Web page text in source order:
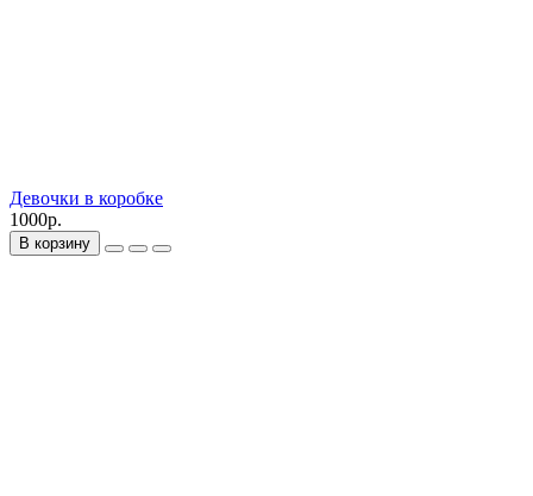
Девочки в коробке
1000р.
В корзину